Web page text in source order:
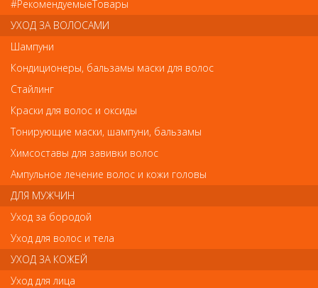
Бьюти Имидж Тальк с ментолом для горячего воска 300мл
Бьюти Имидж Тальк с ментолом для горячего
воска 300мл
Арт.БИ0101
1 430р.-
В закладки Как оплатить? Как получить?
#РекомендуемыеТовары
УХОД ЗА ВОЛОСАМИ
Шампуни
Кондиционеры, бальзамы маски для волос
Стайлинг
Краски для волос и оксиды
Тонирующие маски, шампуни, бальзамы
Химсоставы для завивки волос
Ампульное лечение волос и кожи головы
ДЛЯ МУЖЧИН
Уход за бородой
Уход для волос и тела
УХОД ЗА КОЖЕЙ
Уход для лица